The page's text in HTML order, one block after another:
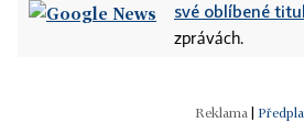
své oblíbené
zprávách.